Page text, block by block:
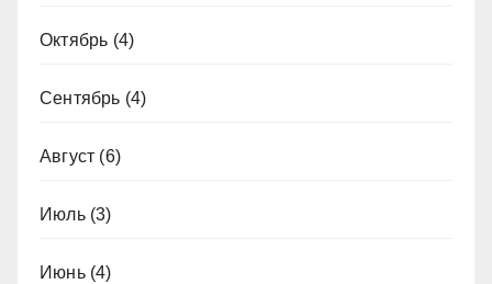
Октябрь (4)
Сентябрь (4)
Август (6)
Июль(3)
Июнь(4)